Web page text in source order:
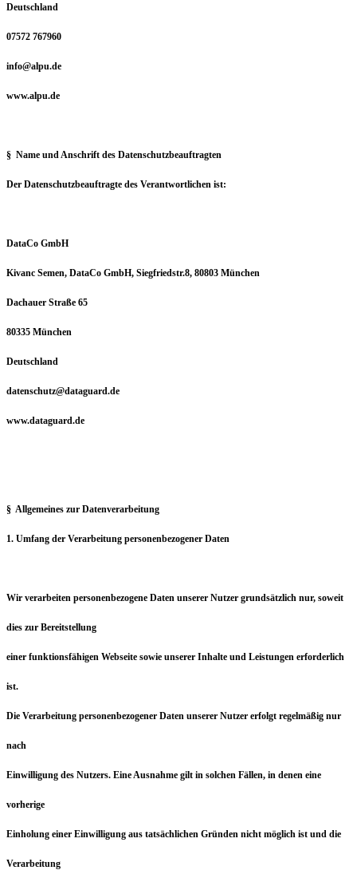
Deutschland
07572 767960
info@alpu.de
www.alpu.de
§ Name und Anschrift des Datenschutzbeauftragten
Der Datenschutzbeauftragte des Verantwortlichen ist:
DataCo GmbH
Kivanc Semen, DataCo GmbH, Siegfriedstr.8, 80803 München
Dachauer Straße 65
80335 München
Deutschland
datenschutz@dataguard.de
www.dataguard.de
§ Allgemeines zur Datenverarbeitung
1. Umfang der Verarbeitung personenbezogener Daten
Wir verarbeiten personenbezogene Daten unserer Nutzer grundsätzlich nur, soweit
dies zur Bereitstellung
einer funktionsfähigen Webseite sowie unserer Inhalte und Leistungen erforderlich
ist.
Die Verarbeitung personenbezogener Daten unserer Nutzer erfolgt regelmäßig nur
nach
Einwilligung des Nutzers. Eine Ausnahme gilt in solchen Fällen, in denen eine
vorherige
Einholung einer Einwilligung aus tatsächlichen Gründen nicht möglich ist und die
Verarbeitung